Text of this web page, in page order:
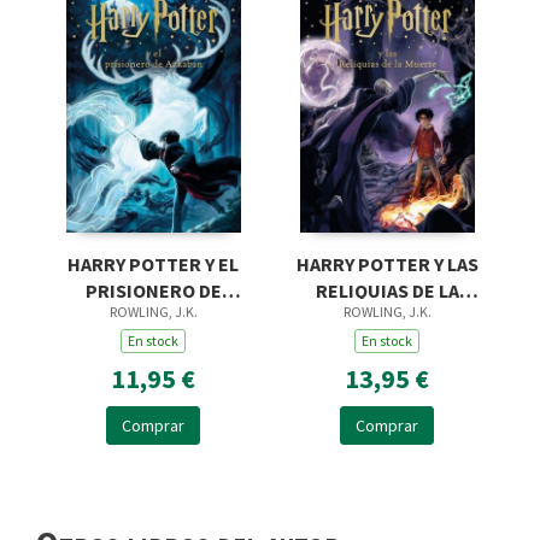
HARRY POTTER Y EL
PRISIONERO DE
AZKABAN (HARRY
POTTER [EDICIÓN
CON LA PORTADA IL
ROWLING, J.K.
En stock
11,95 €
Comprar
HARRY POTTER Y LAS
RELIQUIAS DE LA
MUERTE (HARRY
POTTER [EDICIÓN
CON LA PORTADA
ROWLING, J.K.
En stock
13,95 €
Comprar